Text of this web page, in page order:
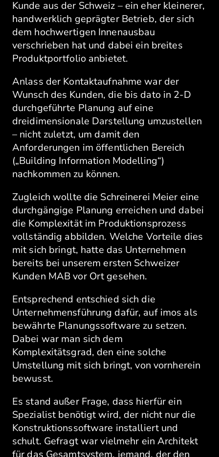
Kunde aus der Schweiz – ein eher kleinerer,
handwerklich geprägter Betrieb, der sich
dem hochwertigen Innenausbau
verschrieben hat und dabei ein breites
Produktportfolio anbietet.
Anlass der Kontaktaufnahme war der
Wunsch des Kunden, die bis dato in 2-D
durchgeführte Planung auf eine
dreidimensionale Darstellung umzustellen
– nicht zuletzt, um damit den
Anforderungen im öffentlichen Bereich
(„Building Information Modelling“)
nachkommen zu können.
Zugleich wollte die Schreinerei Meier eine
durchgängige Planung erreichen und dabei
die Komplexität im Produktionsprozess
vollständig abbilden. Welche Vorteile dies
mit sich bringt, hatte das Unternehmen
bereits bei unserem ersten Schweizer
Kunden MAB vor Ort gesehen.
Entsprechend entschied sich die
Unternehmensführung dafür, auf imos als
bewährte Planungssoftware zu setzen.
Dabei war man sich dem
Komplexitätsgrad, den eine solche
Umstellung mit sich bringt, von vornherein
bewusst.
Es stand außer Frage, dass hierfür ein
Spezialist benötigt wird, der nicht nur die
Konstruktionssoftware installiert und
schult. Gefragt war vielmehr ein Architekt
für das Gesamtsystem, jemand, der den